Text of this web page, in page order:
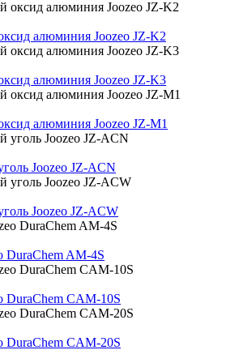
алюминия Joozeo JZ-K2
алюминия Joozeo JZ-K3
алюминия Joozeo JZ-M1
Joozeo JZ-ACN
Joozeo JZ-ACW
DuraChem AM-4S
DuraChem CAM-10S
DuraChem CAM-20S